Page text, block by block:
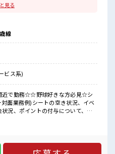
！
りますが、
抜でなければOKです！
カラーOK！
見る
線
ビス系)
近で勤務☆☆野球好きな方必見☆シ
面業務例)シートの空き状況、イベ
況、ポイントの付与について、資
≪新しくチャレ
も大丈夫♪ 経験はちょっとだけ…と
ートが充実する≫ 場合によっては